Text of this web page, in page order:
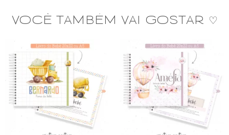
VOCÊ TAMBÉM VAI GOSTAR ♡